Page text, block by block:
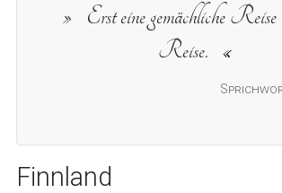
Erst eine gemächliche Reise
Reise.
Finnland